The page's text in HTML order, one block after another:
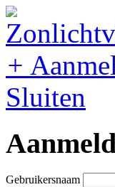
+
Sluiten
Gebruikersnaam